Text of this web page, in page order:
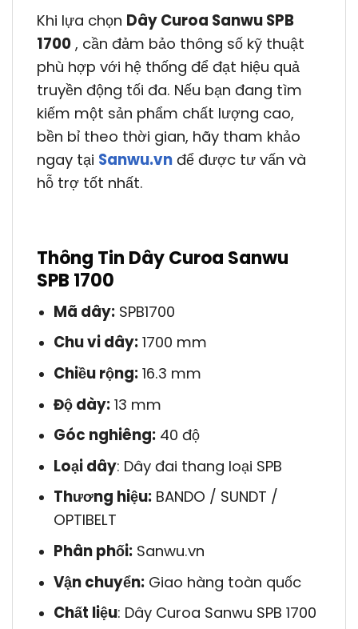
Khi lựa chọn Dây Curoa Sanwu SPB
1700 , cần đảm bảo thông số kỹ thuật
phù hợp với hệ thống để đạt hiệu quả
truyền động tối đa. Nếu bạn đang tìm
kiếm một sản phẩm chất lượng cao,
bền bỉ theo thời gian, hãy tham khảo
ngay tại Sanwu.vn để được tư vấn và
hỗ trợ tốt nhất.
Thông Tin Dây Curoa Sanwu
SPB 1700
Mã dây:SPB1700
Chu vi dây:1700 mm
Chiều rộng:16.3 mm
Độ dày:13 mm
Góc nghiêng:40 độ
Loại dây: Dây đai thang loại SPB
Thương hiệu:BANDO / SUNDT /
OPTIBELT
Phân phối:Sanwu.vn
Vận chuyển:Giao hàng toàn quốc
Chất liệu: Dây Curoa Sanwu SPB 1700